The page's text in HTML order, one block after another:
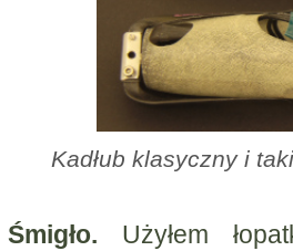
Kadłub klasyczny i
Śmigło. Użyłem